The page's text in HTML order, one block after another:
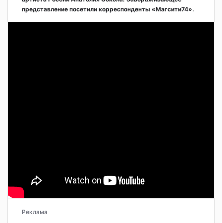
представление посетили корреспонденты «Магсити74».
Реклама